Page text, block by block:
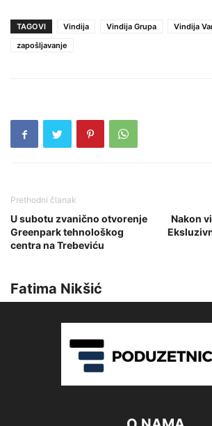
TAGOVI Vindija Vindija Grupa
Vindija
zapošljavanje
Prethodni članak
U subotu zvanično otvorenje
Greenpark tehnološkog
centra na Trebeviću
Nakon
Fatima Nikšić